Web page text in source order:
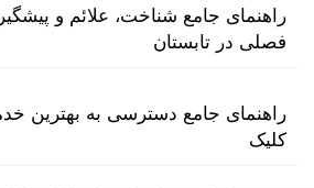
راهنمای جامع شناخت، علائم و
فصلی در تابستان
راهنمای جامع دسترسی به بهترین
کلیک